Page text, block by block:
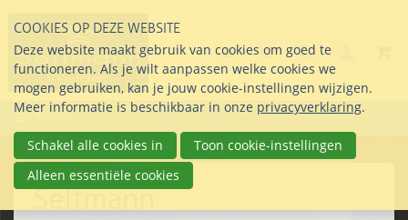
links
over
Direct
naar
inhoud
Direct
naar
het
info@seltmann-
Stel uw vraag
085 76 07 000
Search
Menu
Seltmann
COOKIES OP DEZE WEBSITE
Deze website maakt gebruik van cookies om goed te
functioneren. Als je wilt aanpassen welke cookies we
mogen gebruiken, kan je jouw cookie-instellingen wijzigen.
Meer informatie is beschikbaar in onze privacyverklaring.
Schakel alle cookies in
Toon cookie-instellingen
Alleen essentiële cookies